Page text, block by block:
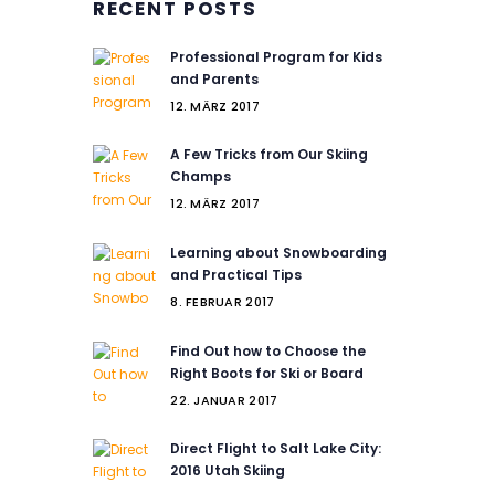
RECENT POSTS
Professional Program for Kids
and Parents
12. MÄRZ 2017
A Few Tricks from Our Skiing
Champs
12. MÄRZ 2017
Learning about Snowboarding
and Practical Tips
8. FEBRUAR 2017
Find Out how to Choose the
Right Boots for Ski or Board
22. JANUAR 2017
Direct Flight to Salt Lake City:
2016 Utah Skiing